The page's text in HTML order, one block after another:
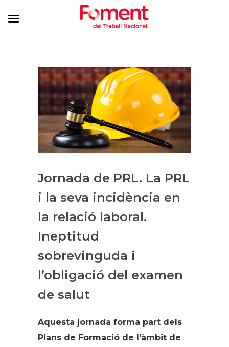
Jornada de PRL. La PRL
i la seva incidència en
la relació laboral.
Ineptitud
sobrevinguda i
l’obligació del examen
de salut
Aquesta jornada forma part dels
Plans de Formació de l’àmbit de